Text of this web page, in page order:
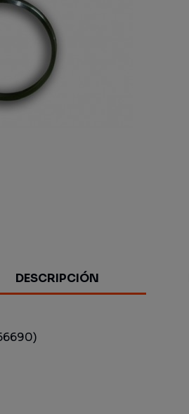
DESCRIPCIÓN